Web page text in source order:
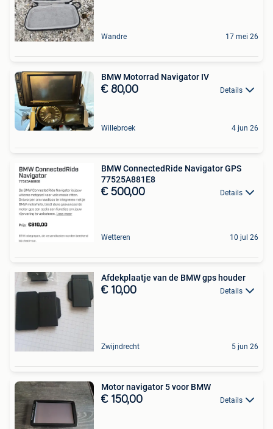
Wandre 17 mei 26
BMW Motorrad Navigator IV
€ 80,00 Details
Willebroek 4 jun 26
BMW ConnectedRide Navigator GPS
77525A881E8
€ 500,00 Details
Wetteren 10 jul 26
Afdekplaatje van de BMW gps houder
€ 10,00 Details
Zwijndrecht 5 jun 26
Motor navigator 5 voor BMW
€ 150,00 Details